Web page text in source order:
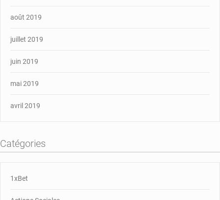
août 2019
juillet 2019
juin 2019
mai 2019
avril 2019
Catégories
1xBet